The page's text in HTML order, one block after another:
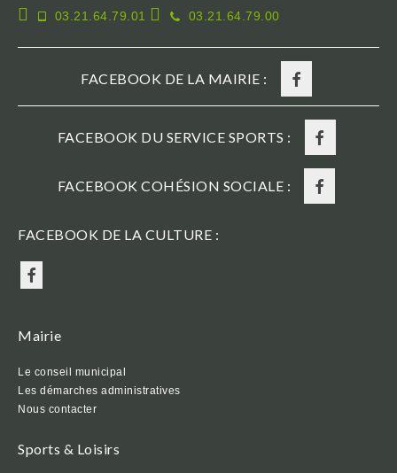
03.21.64.79.01
03.21.64.79.00
FACEBOOK DE LA MAIRIE :
FACEBOOK DU SERVICE SPORTS :
FACEBOOK COHÉSION SOCIALE :
FACEBOOK DE LA CULTURE :
Mairie
Le conseil municipal
Les démarches administratives
Nous contacter
Sports & Loisirs